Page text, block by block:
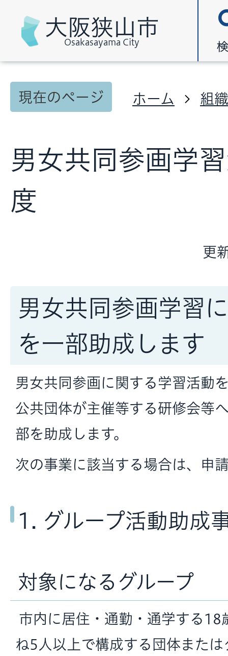
大阪狭山市
Osakasayama City
現在のページ ホーム 組
男女共同参画学
度
更
男女共同参画学習
を一部助成します
男女共同参画に関する学習活動
公共団体が主催等する研修会等
部を助成します。
次の事業に該当する場合は、申
1. グループ活動助成
対象になるグループ
市内に居住・通勤・通学する18
ね5人以上で構成する団体または